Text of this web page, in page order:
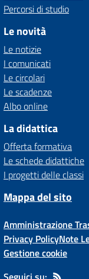
Percorsi di studio
Le novità
Le notizie
I comunicati
Le circolari
Le scadenze
Albo online
La didattica
Offerta formativa
Le schede didattiche
I progetti delle classi
Mappa del sito
Amministrazione
Privacy PolicyNote
Gestione cookie